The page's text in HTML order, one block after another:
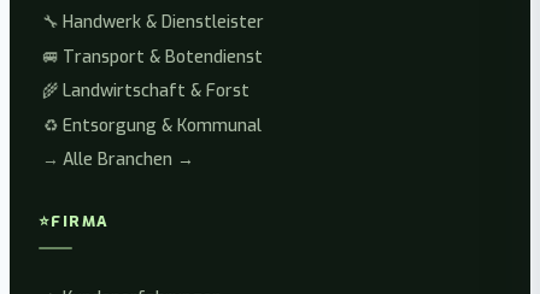
🔧 Handwerk & Dienstleister
🚐 Transport & Botendienst
🌾 Landwirtschaft & Forst
♻️ Entsorgung & Kommunal
→ Alle Branchen →
⭐FIRMA